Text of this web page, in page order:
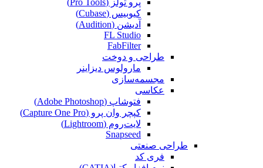
کیوبیس (Cubase‎)
آدیشن (Audition)
FL Studio
FabFilter
طراحی و دوخت
مارولوس دیزاینر
مجسمه‌سازی‌
عکاسی
فتوشاپ (Adobe Photoshop)
کپچر وان پرو (Capture One Pro)
لایت‌روم (Lightroom)
Snapseed
طراحی صنعتی
فری کد